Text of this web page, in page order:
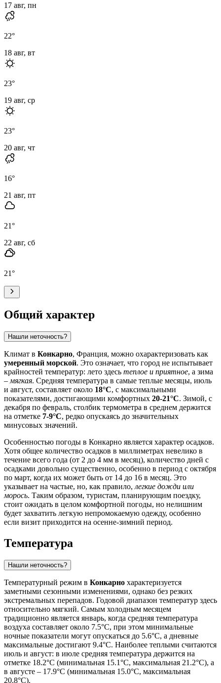
17 авг, пн
22°
18 авг, вт
23°
19 авг, ср
23°
20 авг, чт
16°
21 авг, пт
21°
22 авг, сб
21°
Общий характер
Нашли неточность?
Климат в Конкарно, Франция, можно охарактеризовать как
умеренный морской. Это означает, что город не испытывает
крайностей температур: лето здесь теплое и приятное, а зима
– мягкая. Средняя температура в самые теплые месяцы, июль
и август, составляет около 18°C, с максимальными
показателями, достигающими комфортных 20-21°C. Зимой, с
декабря по февраль, столбик термометра в среднем держится
на отметке 7-9°C, редко опускаясь до значительных
минусовых значений.
Особенностью погоды в Конкарно является характер осадков.
Хотя общее количество осадков в миллиметрах невелико в
течение всего года (от 2 до 4 мм в месяц), количество дней с
осадками довольно существенно, особенно в период с октября
по март, когда их может быть от 14 до 16 в месяц. Это
указывает на частые, но, как правило, легкие дожди или
морось. Таким образом, туристам, планирующим поездку,
стоит ожидать в целом комфортной погоды, но нелишним
будет захватить легкую непромокаемую одежду, особенно
если визит приходится на осенне-зимний период.
Температура
Нашли неточность?
Температурный режим в Конкарно характеризуется
заметными сезонными изменениями, однако без резких
экстремальных перепадов. Годовой диапазон температур здесь
относительно мягкий. Самым холодным месяцем
традиционно является январь, когда средняя температура
воздуха составляет около 7.5°C, при этом минимальные
ночные показатели могут опускаться до 5.6°C, а дневные
максимальные достигают 9.4°C. Наиболее теплыми считаются
июль и август: в июле средняя температура держится на
отметке 18.2°C (минимальная 15.1°C, максимальная 21.2°C), а
в августе – 17.9°C (минимальная 15.0°C, максимальная
20.8°C).